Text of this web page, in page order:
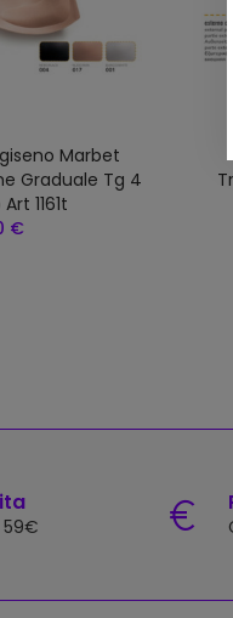
Marbet
Graduale Tg 4
1161t
€
59€